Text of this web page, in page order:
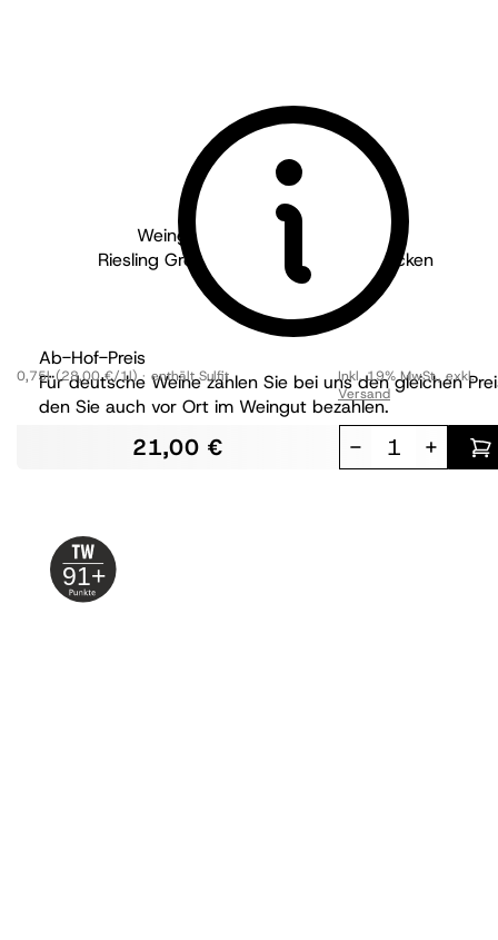
Weingut Dambach - Pfalz
2023
Riesling Großkarlbacher Burgweg trocken
trocken
Ab-Hof-Preis
Für deutsche Weine zahlen Sie bei uns den gleichen
den Sie auch vor Ort im Weingut bezahlen.
0,75l (28,00 €/1l) enthält Sulfit
21,00 €
Inkl. 19% MwSt.,exkl.
Versand
- +
91+